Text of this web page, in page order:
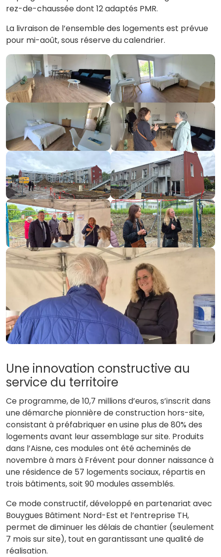
rez-de-chaussée dont 12 adaptés PMR.
La livraison de l’ensemble des logements est prévue
pour mi-août, sous réserve du calendrier.
Une innovation constructive au
service du territoire
Ce programme, de 10,7 millions d’euros, s’inscrit dans
une démarche pionnière de construction hors-site,
consistant à préfabriquer en usine plus de 80% des
logements avant leur assemblage sur site. Produits
dans l’Aisne, ces modules ont été acheminés de
novembre à mars à Frévent pour donner naissance à
une résidence de 57 logements sociaux, répartis en
trois bâtiments, soit 90 modules assemblés.
Ce mode constructif, développé en partenariat avec
Bouygues Bâtiment Nord-Est et l’entreprise TH,
permet de diminuer les délais de chantier (seulement
7 mois sur site), tout en garantissant une qualité de
réalisation.